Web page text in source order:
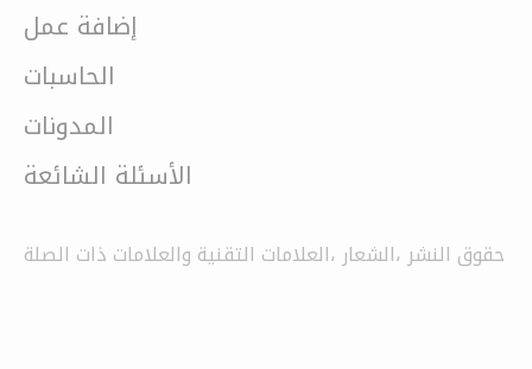
إضافة عمل
الحاسبات
المدونات
الأسئلة الشائعة
حقوق النشر ،الشعار ،العلامات التقنية والعلامات ذات الصلة